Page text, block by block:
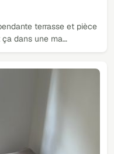
terrasse et pièce
dans une ma…